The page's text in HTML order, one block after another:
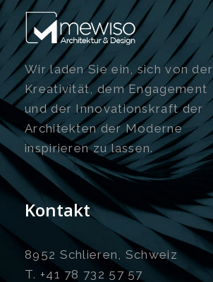
Wir laden Sie ein, sich von der
Kreativität, dem Engagement
und der Innovationskraft der
Architekten der Moderne
inspirieren zu lassen.
Kontakt
8952 Schlieren, Schweiz
T. +41 78 732 57 57